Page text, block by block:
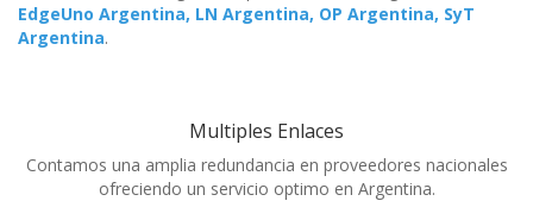
EdgeUno Argentina, LN Argentina, OP Argentina, SyT
Argentina.
Multiples Enlaces
Contamos una amplia redundancia en proveedores nacionales
ofreciendo un servicio optimo en Argentina.